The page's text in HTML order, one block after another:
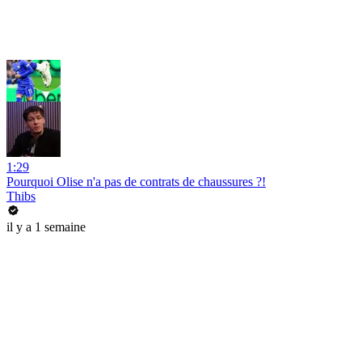
1:29
Pourquoi Olise n'a pas de contrats de chaussures ?!
Thibs
il y a 1 semaine